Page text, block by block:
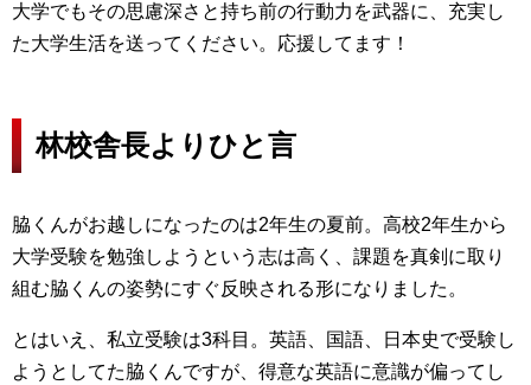
大学でもその思慮深さと持ち前の行動力を武器に、充実し
た大学生活を送ってください。応援してます！
林校舎長よりひと言
脇くんがお越しになったのは2年生の夏前。高校2年生から
大学受験を勉強しようという志は高く、課題を真剣に取り
組む脇くんの姿勢にすぐ反映される形になりました。
とはいえ、私立受験は3科目。英語、国語、日本史で受験し
ようとしてた脇くんですが、得意な英語に意識が偏ってし